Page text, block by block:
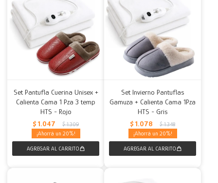
Set Pantufla Cuerina Unisex +
Calienta Cama 1 Pza 3 temp
HTS - Rojo
$ 1.047 $ 1.309
20
Set Invierno Pantuflas
Gamuza + Calienta Cama 1Pza
HTS - Gris
$ 1.078 $ 1.348
20